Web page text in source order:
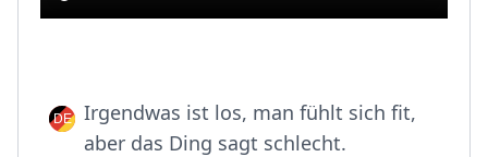
Irgendwas ist los, man fühlt sich fit,
aber das Ding sagt schlecht.